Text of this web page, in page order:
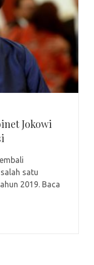
Jokowi
satu
2019. Baca